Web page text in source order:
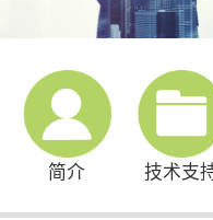
简介 技术支